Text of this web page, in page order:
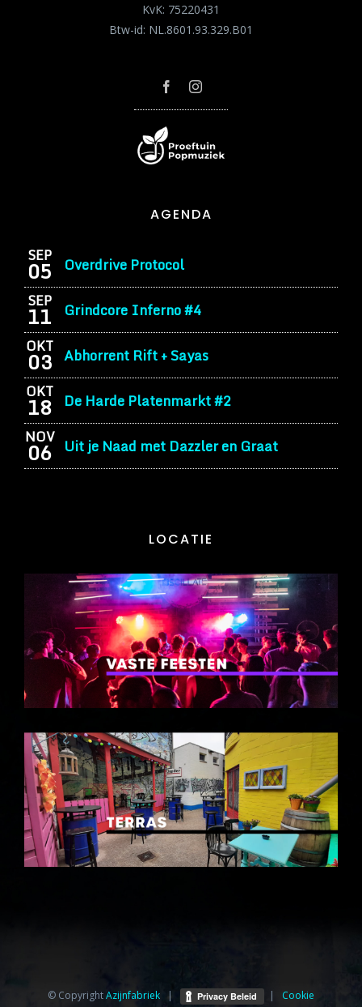
AGENDA
SEP
05 Overdrive Protocol
SEP
11 Grindcore Inferno #4
OKT
03 Abhorrent Rift + Sayas
OKT
18 De Harde Platenmarkt #2
NOV
06 Uit je Naad met Dazzler en Graat
KvK: 75220431
Btw-id: NL.8601.93.329.B01
LOCATIE
© CopyrightAzijnfabriek⁩ | | Cookie